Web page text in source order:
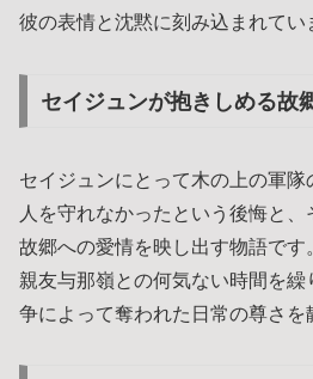
彼の表情と沈黙に刻み込まれてい
セイジュンが抱きしめる故
セイジュンにとって木の上の軍
人を守れなかったという後悔と
故郷への愛情を映し出す物語です
親友与那嶺との何気ない時間を
争によって奪われた日常の尊さを